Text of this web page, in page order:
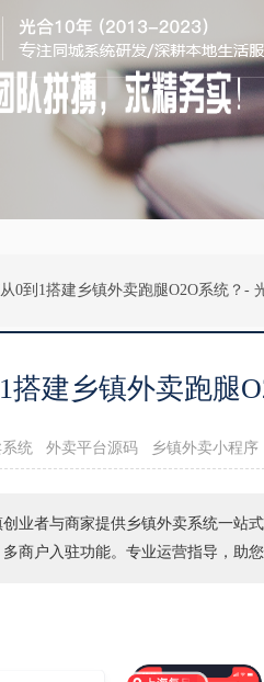
0到1搭建乡镇外卖跑腿O2O系统？-
搭建乡镇外卖跑腿
统 外卖平台源码 乡镇外卖小程序
业者与商家提供乡镇外卖系统一站
商户入驻功能。专业运营指导，助